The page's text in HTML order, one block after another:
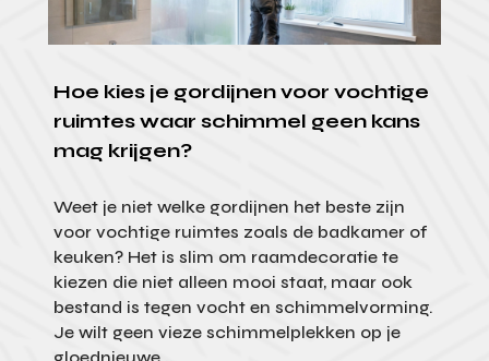
Hoe kies je gordijnen voor vochtige
ruimtes waar schimmel geen kans
mag krijgen?
Weet je niet welke gordijnen het beste zijn
voor vochtige ruimtes zoals de badkamer of
keuken? Het is slim om raamdecoratie te
kiezen die niet alleen mooi staat, maar ook
bestand is tegen vocht en schimmelvorming.
Je wilt geen vieze schimmelplekken op je